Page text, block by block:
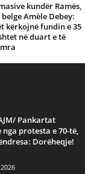
kundër Ramës,
Amèle Debey:
kërkojnë fundin e 35
në duart e të
Pankartat
protesta e 70-të,
Dorëheqje!